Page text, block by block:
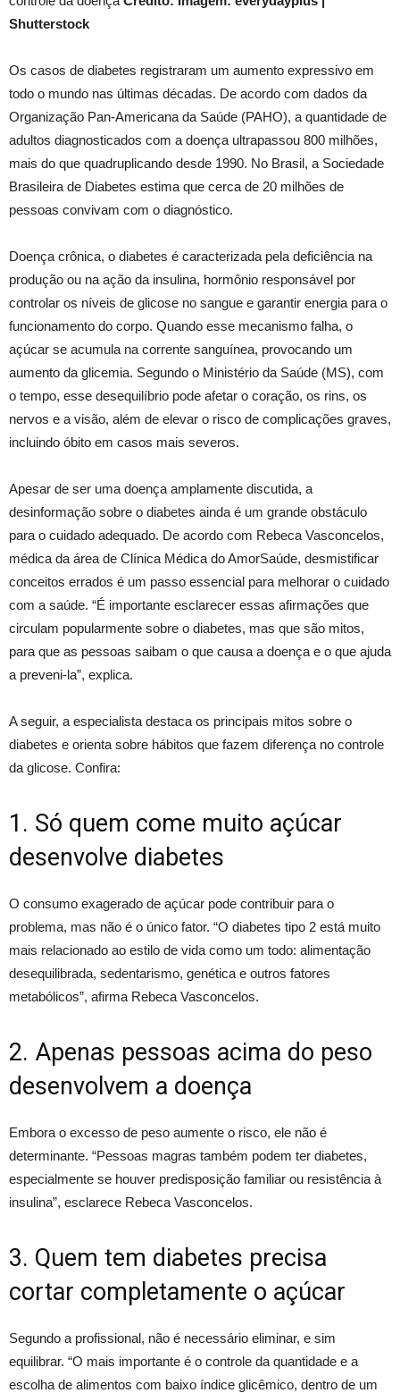
Shutterstock
Os casos de diabetes registraram um aumento expressivo em
todo o mundo nas últimas décadas. De acordo com dados da
Organização Pan-Americana da Saúde (PAHO), a quantidade de
adultos diagnosticados com a doença ultrapassou 800 milhões,
mais do que quadruplicando desde 1990. No Brasil, a Sociedade
Brasileira de Diabetes estima que cerca de 20 milhões de
pessoas convivam com o diagnóstico.
Doença crônica, o diabetes é caracterizada pela deficiência na
produção ou na ação da insulina, hormônio responsável por
controlar os níveis de glicose no sangue e garantir energia para o
funcionamento do corpo. Quando esse mecanismo falha, o
açúcar se acumula na corrente sanguínea, provocando um
aumento da glicemia. Segundo o Ministério da Saúde (MS), com
o tempo, esse desequilíbrio pode afetar o coração, os rins, os
nervos e a visão, além de elevar o risco de complicações graves,
incluindo óbito em casos mais severos.
Apesar de ser uma doença amplamente discutida, a
desinformação sobre o diabetes ainda é um grande obstáculo
para o cuidado adequado. De acordo com Rebeca Vasconcelos,
médica da área de Clínica Médica do AmorSaúde, desmistificar
conceitos errados é um passo essencial para melhorar o cuidado
com a saúde. “É importante esclarecer essas afirmações que
circulam popularmente sobre o diabetes, mas que são mitos,
para que as pessoas saibam o que causa a doença e o que ajuda
a preveni-la”, explica.
A seguir, a especialista destaca os principais mitos sobre o
diabetes e orienta sobre hábitos que fazem diferença no controle
da glicose. Confira:
1. Só quem come muito açúcar
desenvolve diabetes
O consumo exagerado de açúcar pode contribuir para o
problema, mas não é o único fator. “O diabetes tipo 2 está muito
mais relacionado ao estilo de vida como um todo: alimentação
desequilibrada, sedentarismo, genética e outros fatores
metabólicos”, afirma Rebeca Vasconcelos.
2. Apenas pessoas acima do peso
desenvolvem a doença
Embora o excesso de peso aumente o risco, ele não é
determinante. “Pessoas magras também podem ter diabetes,
especialmente se houver predisposição familiar ou resistência à
insulina”, esclarece Rebeca Vasconcelos.
3. Quem tem diabetes precisa
cortar completamente o açúcar
Segundo a profissional, não é necessário eliminar, e sim
equilibrar. “O mais importante é o controle da quantidade e a
escolha de alimentos com baixo índice glicêmico, dentro de um